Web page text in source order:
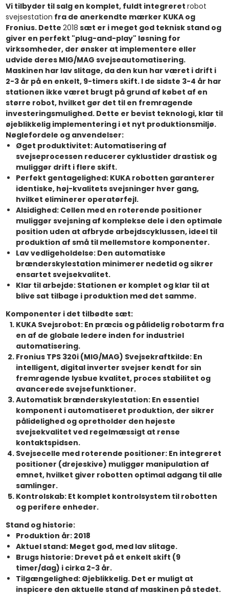
Vi tilbyder til salg en komplet, fuldt integreret robot
svejsestation fra de anerkendte mærker KUKA og
Fronius. Dette 2018 sæt er i meget god teknisk stand og
giver en perfekt "plug-and-play" løsning for
virksomheder, der ønsker at implementere eller
udvide deres MIG/MAG svejseautomatisering.
Maskinen har lav slitage, da den kun har været i drift i
2-3 år på en enkelt, 9-timers skift. I de sidste 3-4 år har
stationen ikke været brugt på grund af købet af en
større robot, hvilket gør det til en fremragende
investeringsmulighed. Dette er bevist teknologi, klar til
øjeblikkelig implementering i et nyt produktionsmiljø.
Nøglefordele og anvendelser:
Øget produktivitet:Automatisering af
svejseprocessen reducerer cyklustider drastisk og
muliggør drift i flere skift.
Perfekt gentagelighed:KUKA robotten garanterer
identiske, høj-kvalitets svejsninger hver gang,
hvilket eliminerer operatørfejl.
Alsidighed:Cellen med en roterende positioner
muliggør svejsning af komplekse dele i den optimale
position uden at afbryde arbejdscyklussen, ideel til
produktion af små til mellemstore komponenter.
Lav vedligeholdelse:Den automatiske
brænderskylestation minimerer nedetid og sikrer
ensartet svejsekvalitet.
Klar til arbejde:Stationen er komplet og klar til at
blive sat tilbage i produktion med det samme.
Komponenter i det tilbødte sæt:
KUKA Svejsrobot:En præcis og pålidelig robotarm fra
en af de globale ledere inden for industriel
automatisering.
Fronius TPS 320i (MIG/MAG) Svejsekraftkilde:En
intelligent, digital inverter svejser kendt for sin
fremragende lysbue kvalitet, proces stabilitet og
avancerede svejsefunktioner.
Automatisk brænderskylestation:En essentiel
komponent i automatiseret produktion, der sikrer
pålidelighed og opretholder den højeste
svejsekvalitet ved regelmæssigt at rense
kontaktspidsen.
Svejsecelle med roterende positioner:En integreret
positioner (drejeskive) muliggør manipulation af
emnet, hvilket giver robotten optimal adgang til alle
samlinger.
Kontrolskab:Et komplet kontrolsystem til robotten
og perifere enheder.
Stand og historie:
Produktion år:2018
Aktuel stand:Meget god, med lav slitage.
Brugs historie:Drevet på et enkelt skift (9
timer/dag) i cirka 2-3 år.
Tilgængelighed:Øjeblikkelig. Det er muligt at
inspicere den aktuelle stand af maskinen på stedet.